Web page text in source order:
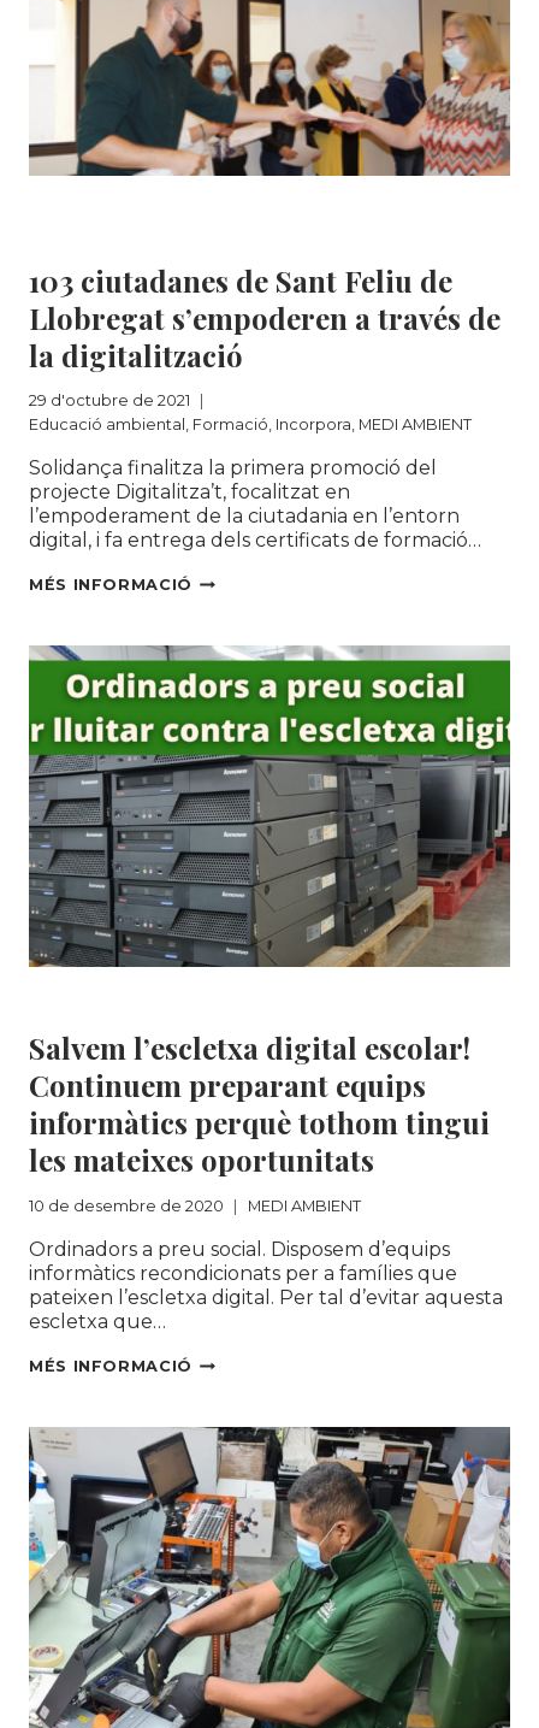
103 ciutadanes de Sant Feliu de
Llobregat s’empoderen a través de
la digitalització
29 d'octubre de 2021
Educació ambiental , Formació, Incorpora, MEDI AMBIENT
Solidança finalitza la primera promoció del
projecte Digitalitza’t, focalitzat en
l’empoderament de la ciutadania en l’entorn
digital, i fa entrega dels certificats de formació…
MÉS INFORMACIÓ 103
SANT
FELIU
DE
LLOBREGAT
S’EMPODEREN
A
TRAVÉS
DE
LA
DIGITALITZACIÓ
Salvem l’escletxa digital escolar!
Continuem preparant equips
informàtics perquè tothom tingui
les mateixes oportunitats
10 de desembre de 2020 MEDI AMBIENT
Ordinadors a preu social. Disposem d’equips
informàtics recondicionats per a famílies que
pateixen l’escletxa digital. Per tal d’evitar aquesta
escletxa que…
MÉS INFORMACIÓ SALVEM
ESCOLAR!
CONTINUEM
PREPARANT
EQUIPS
INFORMÀTICS
PERQUÈ
TOTHOM
TINGUI
LES
MATEIXES
OPORTUNITATS